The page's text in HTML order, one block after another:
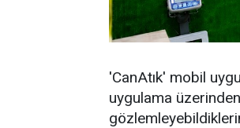
'CanAtık' mobil
uygulama